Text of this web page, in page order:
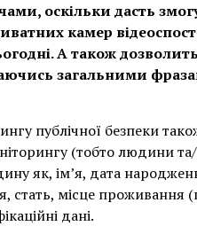
оскільки дасть
камер
А також
загальними
публічної безпеки
(тобто людини
як, ім’я, дата
стать, місце проживання
дані.